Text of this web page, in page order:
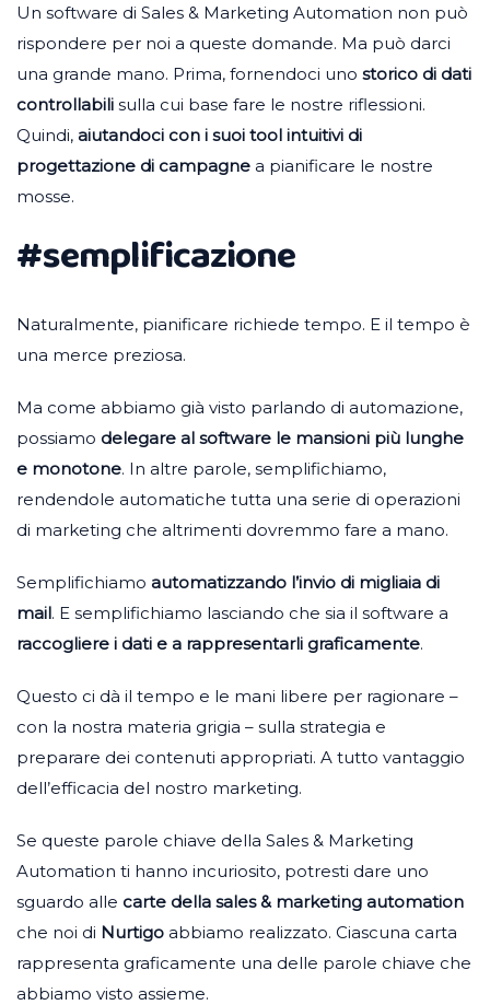
Un software di Sales & Marketing Automation non può
rispondere per noi a queste domande. Ma può darci
una grande mano. Prima, fornendoci uno storico di dati
controllabili sulla cui base fare le nostre riflessioni.
Quindi, aiutandoci con i suoi tool intuitivi di
progettazione di campagne a pianificare le nostre
mosse.
#semplificazione
Naturalmente, pianificare richiede tempo. E il tempo è
una merce preziosa.
Ma come abbiamo già visto parlando di automazione,
possiamo delegare al software le mansioni più lunghe
e monotone. In altre parole, semplifichiamo,
rendendole automatiche tutta una serie di operazioni
di marketing che altrimenti dovremmo fare a mano.
Semplifichiamo automatizzando l’invio di migliaia di
mail. E semplifichiamo lasciando che sia il software a
raccogliere i dati e a rappresentarli graficamente.
Questo ci dà il tempo e le mani libere per ragionare –
con la nostra materia grigia – sulla strategia e
preparare dei contenuti appropriati. A tutto vantaggio
dell’efficacia del nostro marketing.
Se queste parole chiave della Sales & Marketing
Automation ti hanno incuriosito, potresti dare uno
sguardo alle carte della sales & marketing automation
che noi di Nurtigo abbiamo realizzato. Ciascuna carta
rappresenta graficamente una delle parole chiave che
abbiamo visto assieme.